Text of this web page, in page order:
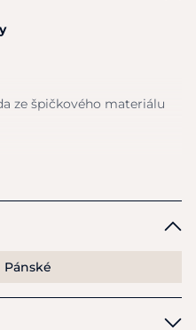
ze špičkového materiálu
sportovní oblečení, tak pro
naprvní pohled zaujme.
Pánské